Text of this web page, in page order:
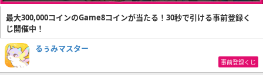
最大300,000コインのGame8コインが当たる！30秒で引ける事前登録く
じ開催中！
るぅみマスター
事前登録くじ